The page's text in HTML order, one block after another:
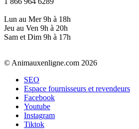
Lun au Mer 9h à 18h
Jeu au Ven 9h à 20h
Sam et Dim 9h à 17h
© Animauxenligne.com 2026
SEO
Espace fournisseurs et revendeurs
Facebook
Youtube
Instagram
Tiktok